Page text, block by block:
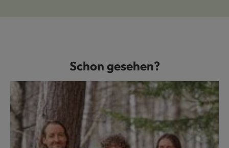
Produktgalerie überspringenSchon gesehen?